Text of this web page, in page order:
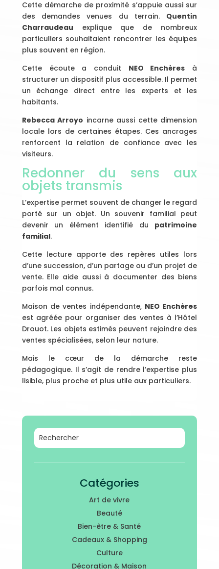
Cette démarche de proximité s’appuie aussi sur
des demandes venues du terrain. Quentin
Charraudeau explique que de nombreux
particuliers souhaitaient rencontrer les équipes
plus souvent en région.
Cette écoute a conduit NEO Enchères à
structurer un dispositif plus accessible. Il permet
un échange direct entre les experts et les
habitants.
Rebecca Arroyo incarne aussi cette dimension
locale lors de certaines étapes. Ces ancrages
renforcent la relation de confiance avec les
visiteurs.
Redonner du sens aux
objets transmis
L’expertise permet souvent de changer le regard
porté sur un objet. Un souvenir familial peut
devenir un élément identifié du patrimoine
familial.
Cette lecture apporte des repères utiles lors
d’une succession, d’un partage ou d’un projet de
vente. Elle aide aussi à documenter des biens
parfois mal connus.
Maison de ventes indépendante, NEO Enchères
est agréée pour organiser des ventes à l’Hôtel
Drouot. Les objets estimés peuvent rejoindre des
ventes spécialisées, selon leur nature.
Mais le cœur de la démarche reste
pédagogique. Il s’agit de rendre l’expertise plus
lisible, plus proche et plus utile aux particuliers.
Catégories
Art de vivre
Beauté
Bien-être & Santé
Cadeaux & Shopping
Culture
Décoration & Maison